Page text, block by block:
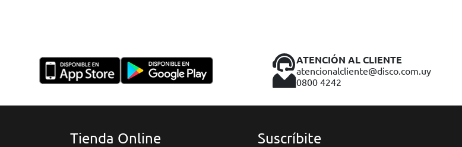
ATENCIÓN AL CLIENTE
atencionalcliente@disco.com.uy
0800 4242
Tienda Online Suscríbite